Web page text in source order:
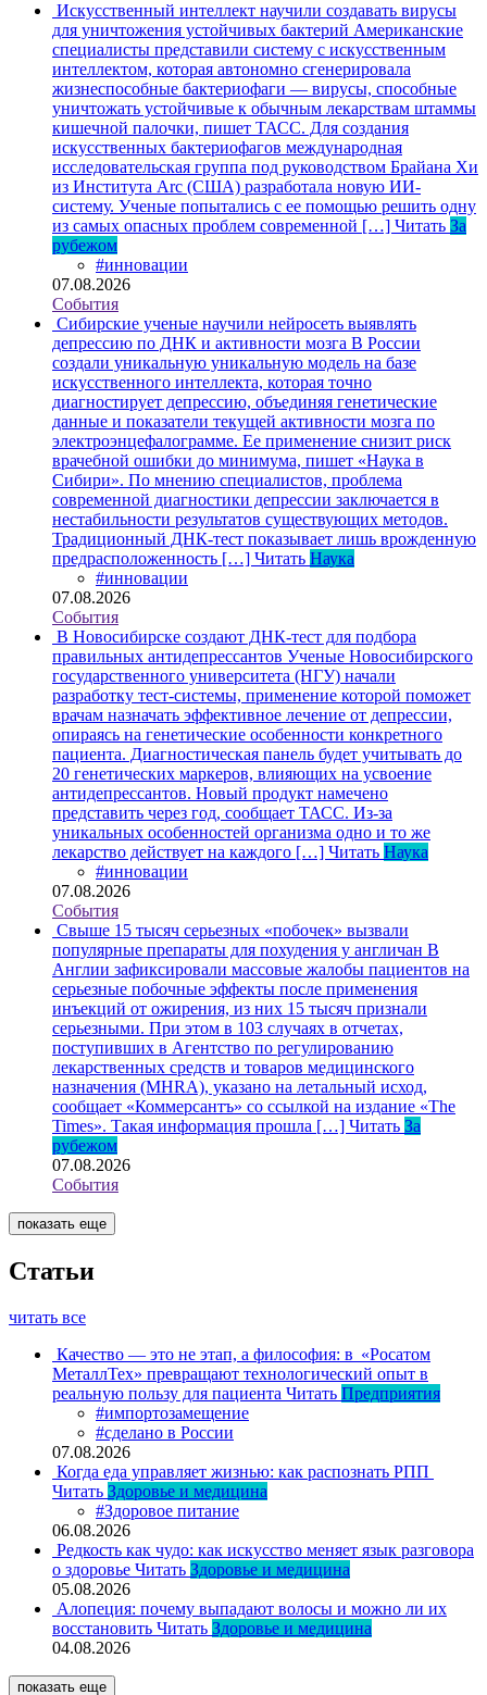
Искусственный интеллект научили создавать вирусы
для уничтожения устойчивых бактерий Американские
специалисты представили систему с искусственным
интеллектом, которая автономно сгенерировала
жизнеспособные бактериофаги — вирусы, способные
уничтожать устойчивые к обычным лекарствам штаммы
кишечной палочки, пишет ТАСС. Для создания
искусственных бактериофагов международная
исследовательская группа под руководством Брайана Хи
из Института Arc (США) разработала новую ИИ-
систему. Ученые попытались с ее помощью решить одну
из самых опасных проблем современной […] Читать За
рубежом
#инновации
07.08.2026
События
Сибирские ученые научили нейросеть выявлять
депрессию по ДНК и активности мозга В России
создали уникальную уникальную модель на базе
искусственного интеллекта, которая точно
диагностирует депрессию, объединяя генетические
данные и показатели текущей активности мозга по
электроэнцефалограмме. Ее применение снизит риск
врачебной ошибки до минимума, пишет «Наука в
Сибири». По мнению специалистов, проблема
современной диагностики депрессии заключается в
нестабильности результатов существующих методов.
Традиционный ДНК-тест показывает лишь врожденную
предрасположенность […] Читать Наука
#инновации
07.08.2026
События
В Новосибирске создают ДНК-тест для подбора
правильных антидепрессантов Ученые Новосибирского
государственного университета (НГУ) начали
разработку тест-системы, применение которой поможет
врачам назначать эффективное лечение от депрессии,
опираясь на генетические особенности конкретного
пациента. Диагностическая панель будет учитывать до
20 генетических маркеров, влияющих на усвоение
антидепрессантов. Новый продукт намечено
представить через год, сообщает ТАСС. Из-за
уникальных особенностей организма одно и то же
лекарство действует на каждого […] Читать Наука
#инновации
07.08.2026
События
Свыше 15 тысяч серьезных «побочек» вызвали
популярные препараты для похудения у англичан В
Англии зафиксировали массовые жалобы пациентов на
серьезные побочные эффекты после применения
инъекций от ожирения, из них 15 тысяч признали
серьезными. При этом в 103 случаях в отчетах,
поступивших в Агентство по регулированию
лекарственных средств и товаров медицинского
назначения (MHRA), указано на летальный исход,
сообщает «Коммерсантъ» со ссылкой на издание «The
Times». Такая информация прошла […] Читать За
рубежом
07.08.2026
События
показать еще
Статьи
читать все
Качество — это не этап, а философия: в «Росатом
МеталлТех» превращают технологический опыт в
реальную пользу для пациента Читать Предприятия
#импортозамещение
#сделано в России
07.08.2026
Когда еда управляет жизнью: как распознать РПП
Читать Здоровье и медицина
#Здоровое питание
06.08.2026
Редкость как чудо: как искусство меняет язык разговора
о здоровье Читать Здоровье и медицина
05.08.2026
Алопеция: почему выпадают волосы и можно ли их
восстановить Читать Здоровье и медицина
04.08.2026
показать еще